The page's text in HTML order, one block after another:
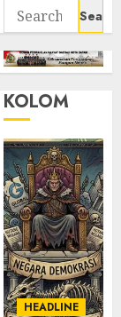
Search
for:
KOLOM
HEADLINE